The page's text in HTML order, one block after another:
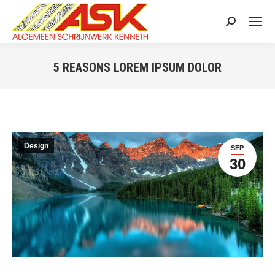
Search:
5 REASONS LOREM IPSUM DOLOR
SEP
30
Design